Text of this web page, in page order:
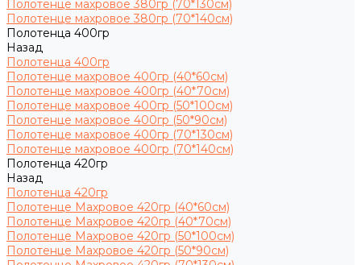
Полотенце махровое 380гр (70*130см)
Полотенце махровое 380гр (70*140см)
Полотенца 400гр
Назад
Полотенца 400гр
Полотенце махровое 400гр (40*60см)
Полотенце махровое 400гр (40*70см)
Полотенце махровое 400гр (50*100см)
Полотенце махровое 400гр (50*90см)
Полотенце махровое 400гр (70*130см)
Полотенце махровое 400гр (70*140см)
Полотенца 420гр
Назад
Полотенца 420гр
Полотенце Махровое 420гр (40*60см)
Полотенце Махровое 420гр (40*70см)
Полотенце Махровое 420гр (50*100см)
Полотенце Махровое 420гр (50*90см)